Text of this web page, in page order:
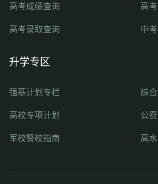
高考成绩查询 高
高考录取查询 中
升学专区
强基计划专栏 综
高校专项计划 公
军校警校指南 高